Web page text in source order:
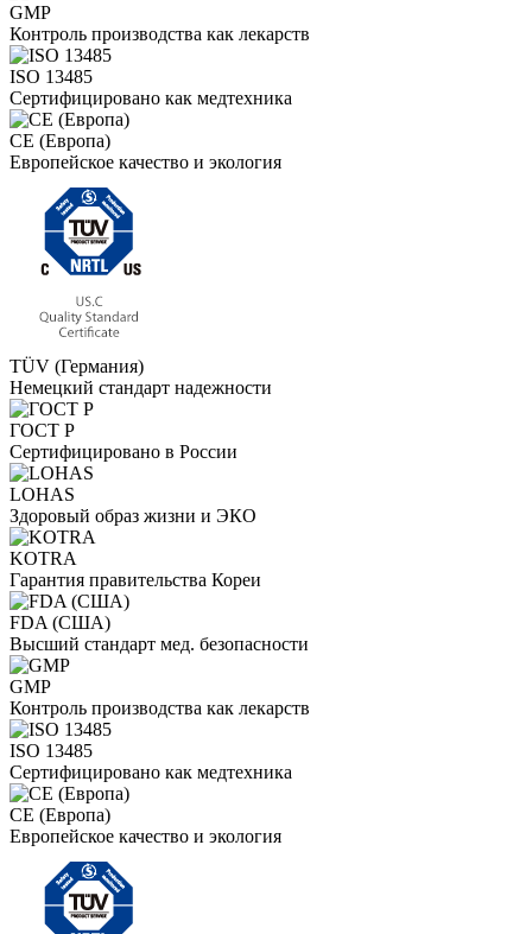
GMP
Контроль производства как лекарств
ISO 13485
Сертифицировано как медтехника
CE (Европа)
Европейское качество и экология
TÜV (Германия)
Немецкий стандарт надежности
ГОСТ Р
Сертифицировано в России
LOHAS
Здоровый образ жизни и ЭКО
KOTRA
Гарантия правительства Кореи
FDA (США)
Высший стандарт мед. безопасности
GMP
Контроль производства как лекарств
ISO 13485
Сертифицировано как медтехника
CE (Европа)
Европейское качество и экология